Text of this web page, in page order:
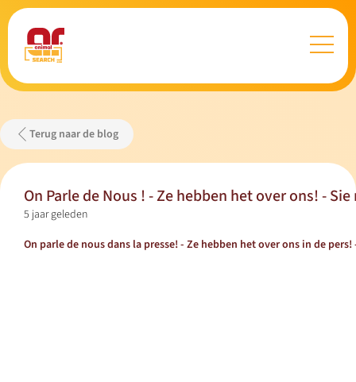
Terug naar de blog
On Parle de Nous ! - Ze hebben het over ons! -
5 jaar geleden
On parle de nous dans la presse! - Ze hebben het over ons in de